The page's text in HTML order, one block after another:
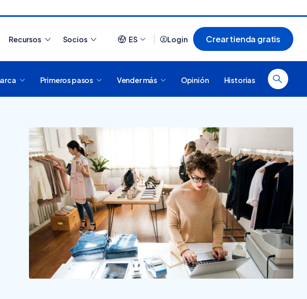
Recursos
funciona
Aprende a
y usar una tienda
¿Cómo es comprar en
Tiendanube? Conocé
Nube para vender más
20 tiendas online
argentinas creadas con
Tiendanube
Socios ES Login Crear tienda gratis
Primeros pasos Vender más Opinión Historias